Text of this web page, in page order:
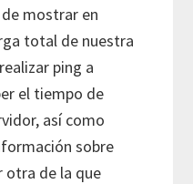
mostrar en
total de nuestra
ping a
el tiempo de
así como
sobre
otra de la que